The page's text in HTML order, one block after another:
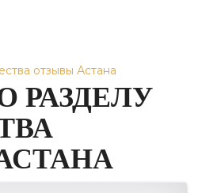
отзывы Астана
РАЗДЕЛУ